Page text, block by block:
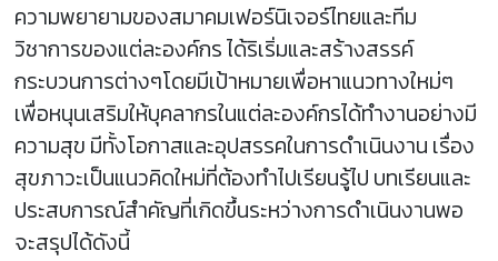
ความพยายามของสมาคมเฟอร์นิเจอร์ไทยและทีม
วิชาการของแต่ละองค์กร ได้ริเริ่มและสร้างสรรค์
กระบวนการต่างๆโดยมีเป้าหมายเพื่อหาแนวทางใหม่ๆ
เพื่อหนุนเสริมให้บุคลากรในแต่ละองค์กรได้ทำงานอย่างมี
ความสุข มีทั้งโอกาสและอุปสรรคในการดำเนินงาน เรื่อง
สุขภาวะเป็นแนวคิดใหม่ที่ต้องทำไปเรียนรู้ไป บทเรียนและ
ประสบการณ์สำคัญที่เกิดขึ้นระหว่างการดำเนินงานพอ
จะสรุปได้ดังนี้